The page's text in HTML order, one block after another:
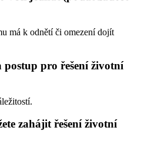
má k odnětí či omezení dojít
pro řešení životní
zahájit řešení životní